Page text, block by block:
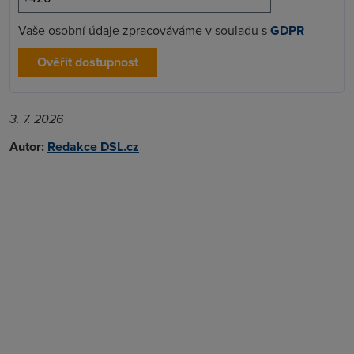
Vaše osobní údaje zpracováváme v souladu sGDPR
Ověřit dostupnost
3. 7. 2026
Autor: Redakce DSL.cz